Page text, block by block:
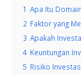
1 Apa Itu
2 Faktor yang
3 Apakah
4 Keuntungan
5 Risiko